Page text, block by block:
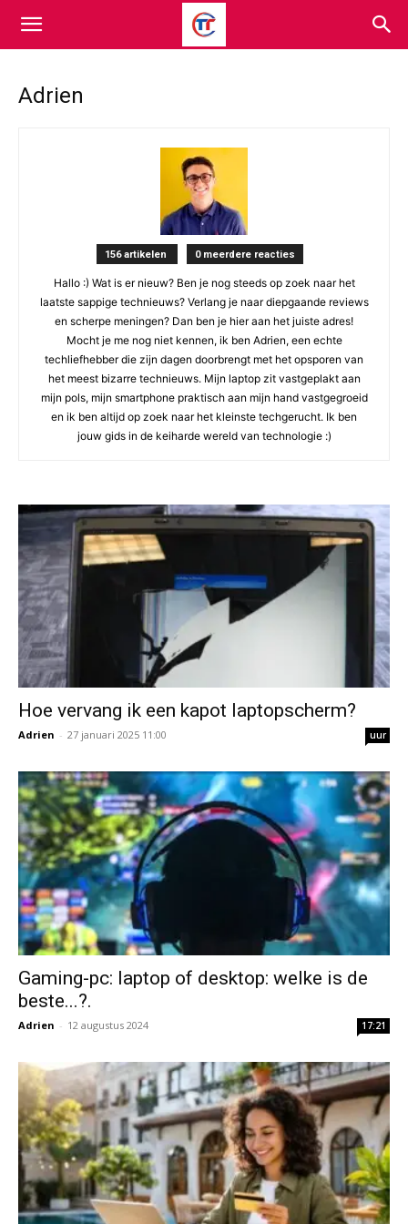
Adrien
156 artikelen 0 meerdere reacties
Hallo :) Wat is er nieuw? Ben je nog steeds op zoek naar het
laatste sappige technieuws? Verlang je naar diepgaande reviews
en scherpe meningen? Dan ben je hier aan het juiste adres!
Mocht je me nog niet kennen, ik ben Adrien, een echte
techliefhebber die zijn dagen doorbrengt met het opsporen van
het meest bizarre technieuws. Mijn laptop zit vastgeplakt aan
mijn pols, mijn smartphone praktisch aan mijn hand vastgegroeid
en ik ben altijd op zoek naar het kleinste techgerucht. Ik ben
jouw gids in de keiharde wereld van technologie :)
Hoe vervang ik een kapot laptopscherm?
Adrien - 27 januari 2025 11:00 uur
Gaming-pc: laptop of desktop: welke is de
beste...?.
Adrien - 12 augustus 2024 17:21